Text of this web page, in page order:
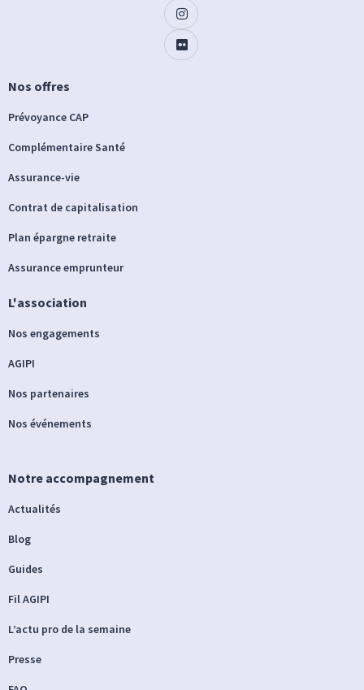
Nos offres
Prévoyance CAP
Complémentaire Santé
Assurance-vie
Contrat de capitalisation
Plan épargne retraite
Assurance emprunteur
L'association
Nos engagements
AGIPI
Nos partenaires
Nos événements
Notre accompagnement
Actualités
Blog
Guides
Fil AGIPI
L’actu pro de la semaine
Presse